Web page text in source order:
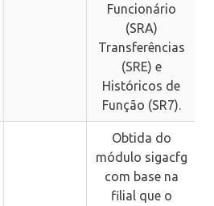
Funcionário
(SRA)
Transferências
(SRE) e
Históricos de
Função (SR7).
Obtida do
módulo sigacfg
com base na
filial que o